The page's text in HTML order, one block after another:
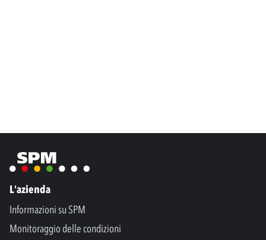
L'azienda
Informazioni su SPM
Monitoraggio delle condizioni